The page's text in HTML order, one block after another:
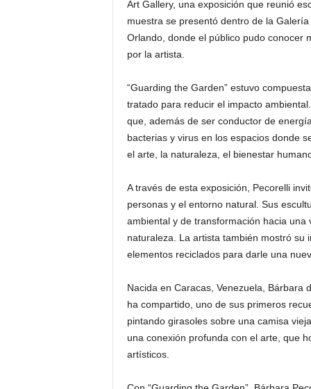
Art Gallery, una exposición que reunió
muestra se presentó dentro de la
Orlando, donde el público pudo conocer
por la artista.
“Guarding the Garden” estuvo
tratado para reducir el impacto
que, además de ser conductor de
bacterias y virus en los espacios donde
el arte, la naturaleza, el bienestar
A través de esta exposición, Pecorelli
personas y el entorno natural. Sus
ambiental y de transformación hacia
naturaleza. La artista también mostró su
elementos reciclados para darle una
Nacida en Caracas, Venezuela, Bárbara
ha compartido, uno de sus primeros
pintando girasoles sobre una camisa
una conexión profunda con el arte, que
artísticos.